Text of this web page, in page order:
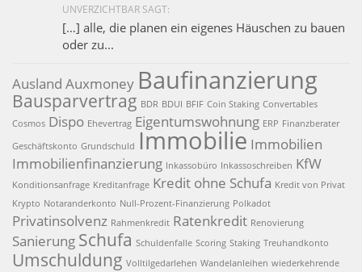
UNVERZICHTBAR SAGT:
[…] alle, die planen ein eigenes Häuschen zu bauen
oder zu...
Ausland Auxmoney Baufinanzierung
Bausparvertrag BDR BDUI BFIF Coin Staking Convertables
Cosmos Dispo Ehevertrag Eigentumswohnung ERP Finanzberater
Geschäftskonto Grundschuld Immobilie Immobilien
Immobilienfinanzierung Inkassobüro Inkassoschreiben KfW
Konditionsanfrage Kreditanfrage Kredit ohne Schufa Kredit von Privat
Krypto Notaranderkonto Null-Prozent-Finanzierung Polkadot
Privatinsolvenz Rahmenkredit Ratenkredit Renovierung
Sanierung Schufa Schuldenfalle Scoring Staking Treuhandkonto
Umschuldung Volltilgedarlehen Wandelanleihen wiederkehrende